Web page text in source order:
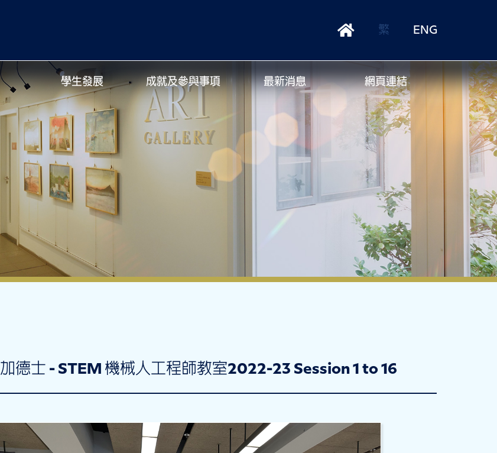
繁 ENG
學生發展 成就及參與事項 最新消息 網頁連結
加德士 - STEM 機械人工程師教室2022-23 Session 1 to 16